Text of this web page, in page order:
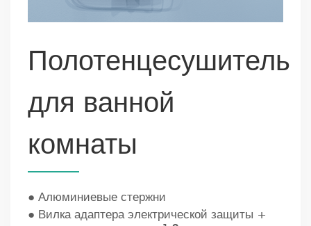
Полотенцесушитель
для ванной
комнаты
● Алюминиевые стержни
● Вилка адаптера электрической защиты +